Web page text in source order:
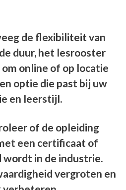
de flexibiliteit van
duur, het lesrooster
online of op locatie
optie die past bij uw
en leerstijl.
of de opleiding
een certificaat of
wordt in de industrie.
vergroten en